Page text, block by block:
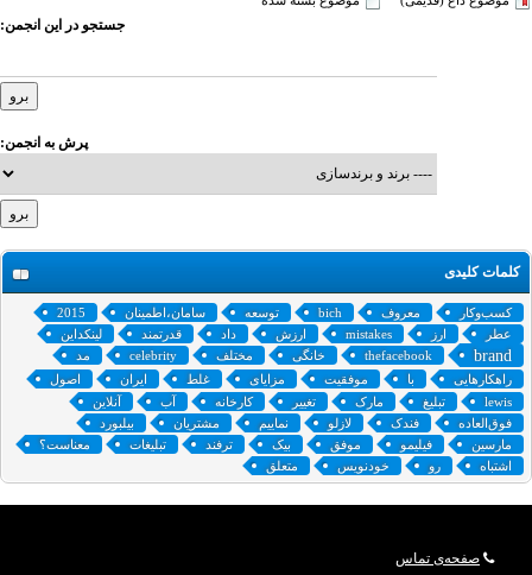
جستجو در این انجمن:
پرش به انجمن:
کلمات کلیدی
کسب‌و‌کار معروف bich توسعه سامان،اطمینان
2015
عطر
ارز mistakes ارزش داد قدرتمند لینکداین
brand
thefacebook خانگی مختلف celebrity
مد
راهکارهایی
با موفقیت مزایای غلط ایران
اصول
lewis
تبلیغ مارک تغییر کارخانه آب
آنلاین
فوق‌العاده
فندک لازلو نماییم مشتریان
بیلبورد
مارسین
فیلیمو موفق بیک ترفند تبلیغات
معناست؟
اشتباه
رو خودنویس متعلق
صفحه‌ی تماس